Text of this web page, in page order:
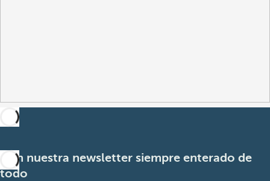
Con nuestra newsletter siempre enterado de
todo